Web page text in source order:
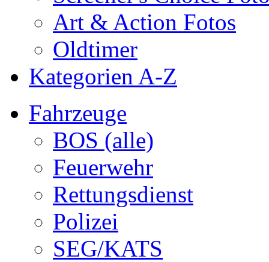
Art & Action Fotos
Oldtimer
Kategorien A-Z
Fahrzeuge
BOS (alle)
Feuerwehr
Rettungsdienst
Polizei
SEG/KATS